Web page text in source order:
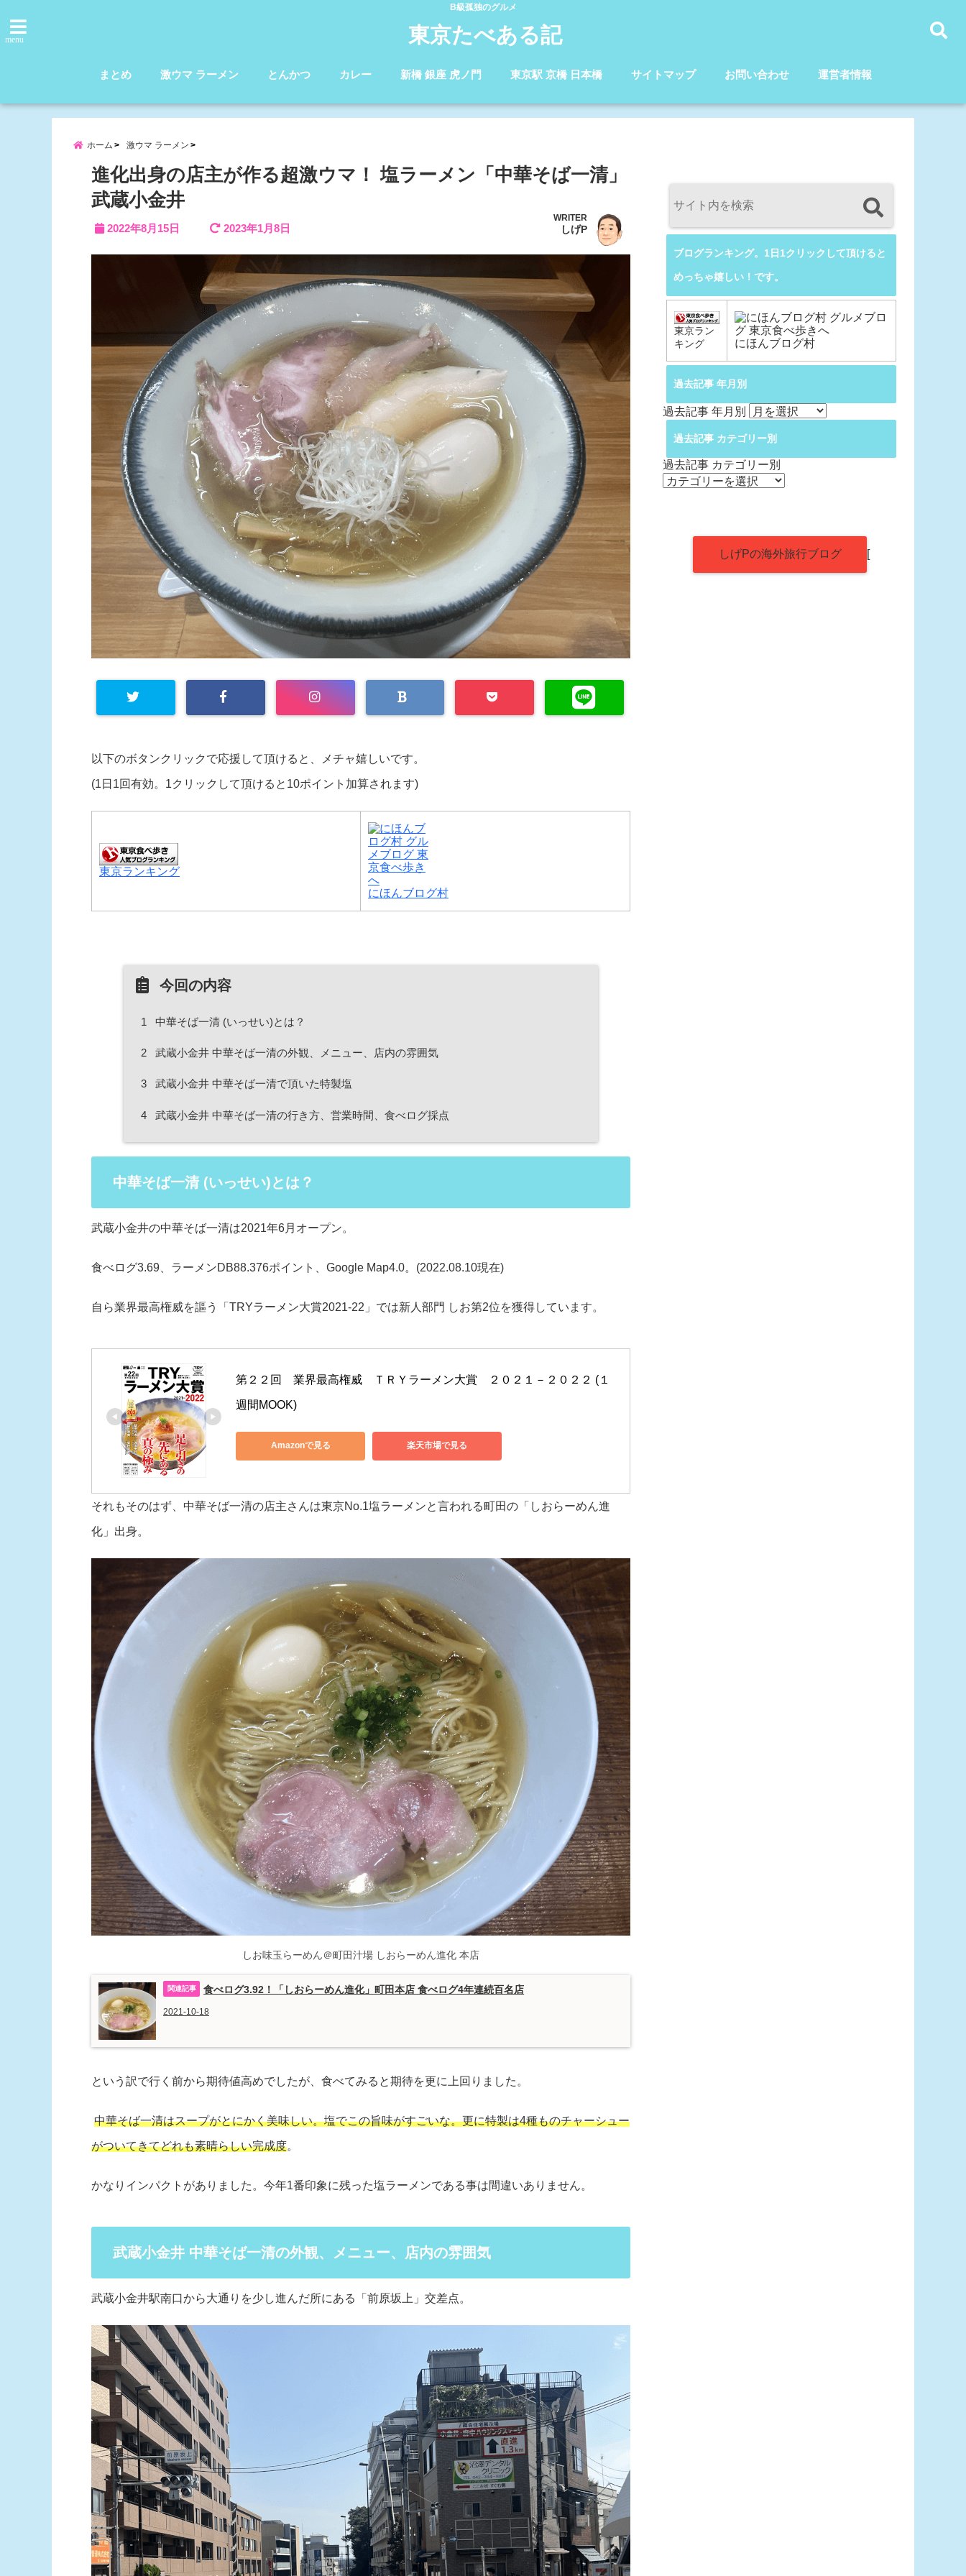
B級孤独のグルメ
menu 東京たべある記
まとめ 激ウマ ラーメン とんかつ カレー 新橋 銀座 虎ノ門 東京駅 京橋 日本橋 サイトマップ お問い合わせ 運営者情報
ホーム 激ウマ ラーメン
進化出身の店主が作る超激ウマ！ 塩ラーメン「中華そば一清」
武蔵小金井
2022年8月15日 2023年1月8日
WRITER
しげP
以下のボタンクリックで応援して頂けると、メチャ嬉しいです。
(1日1回有効。1クリックして頂けると10ポイント加算されます)
東京ランキング
にほんブログ村
今回の内容
1 中華そば一清 (いっせい)とは？
2 武蔵小金井 中華そば一清の外観、メニュー、店内の雰囲気
3 武蔵小金井 中華そば一清で頂いた特製塩
4 武蔵小金井 中華そば一清の行き方、営業時間、食べログ採点
中華そば一清 (いっせい)とは？
武蔵小金井の中華そば一清は2021年6月オープン。
食べログ3.69、ラーメンDB88.376ポイント、Google Map4.0。(2022.08.10現在)
自ら業界最高権威を謳う「TRYラーメン大賞2021-22」では新人部門 しお第2位を獲得しています。
第２２回　業界最高権威　ＴＲＹラーメン大賞　２０２１－２０２２ (１
週間MOOK)
Amazonで見る 楽天市場で見る
それもそのはず、中華そば一清の店主さんは東京No.1塩ラーメンと言われる町田の「しおらーめん進
化」出身。
しお味玉らーめん＠町田汁場 しおらーめん進化 本店
食べログ3.92！「しおらーめん進化」町田本店 食べログ4年連続百名店
2021-10-18
という訳で行く前から期待値高めでしたが、食べてみると期待を更に上回りました。
中華そば一清はスープがとにかく美味しい。塩でこの旨味がすごいな。更に特製は4種ものチャーシュー
がついてきてどれも素晴らしい完成度。
かなりインパクトがありました。今年1番印象に残った塩ラーメンである事は間違いありません。
武蔵小金井 中華そば一清の外観、メニュー、店内の雰囲気
武蔵小金井駅南口から大通りを少し進んだ所にある「前原坂上」交差点。
ブログランキング。1日1クリックして頂けると
めっちゃ嬉しい！です。
東京ラン
キング
にほんブログ村
過去記事 年月別
過去記事 年月別
過去記事 カテゴリー別
過去記事 カテゴリー別
しげPの海外旅行ブログ [